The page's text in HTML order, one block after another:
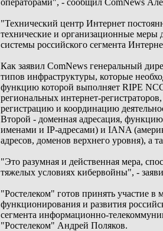
операторами", - сообщил ComNews
"Технический центр Интернет
технические и организационные меры
системы российского сегмента
Как заявил ComNews генеральный
типов инфраструктуры, которые
функцию которой выполняет RIPE
региональных интернет-
регистрацию и координацию
Второй - доменная адресация,
именами и IP-адресами) и IANA
адресов, доменов верхнего уровня), а
"Это разумная и действенная мера,
тяжелых условиях кибервойны", -
"Ростелеком" готов принять участие в
функционирования и развития
сегмента информационно-
"Ростелеком" Андрей Поляков.